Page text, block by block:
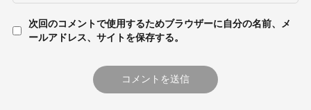
次回のコメントで使用するためブラウザーに自分の名前、メ
ールアドレス、サイトを保存する。